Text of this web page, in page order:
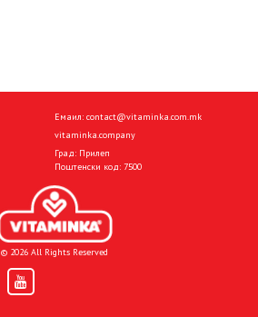
Емаил: contact@vitaminka.com.mk
vitaminka.company
Град: Прилеп
Поштенски код: 7500
© 2026 All Rights Reserved